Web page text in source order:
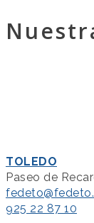
TOLEDO
Paseo de
925 22 87 10